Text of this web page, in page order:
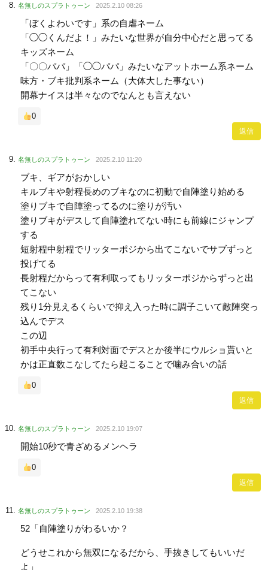
名無しのスプラトゥーン 2025.2.10 08:26
「ぼくよわいです」系の自虐ネーム
「◯◯くんだよ！」みたいな世界が自分中心だと思ってる
キッズネーム
「〇〇パパ」「◯◯パパ」みたいなアットホーム系ネーム
味方・ブキ批判系ネーム（大体大した事ない）
開幕ナイスは半々なのでなんとも言えない
0
返信
名無しのスプラトゥーン 2025.2.10 11:20
ブキ、ギアがおかしい
キルブキや射程長めのブキなのに初動で自陣塗り始める
塗りブキで自陣塗ってるのに塗りが汚い
塗りブキがデスして自陣塗れてない時にも前線にジャンプ
する
短射程中射程でリッターポジから出てこないでサブずっと
投げてる
長射程だからって有利取ってもリッターポジからずっと出
てこない
残り1分見えるくらいで抑え入った時に調子こいて敵陣突っ
込んでデス
この辺
初手中央行って有利対面でデスとか後半にウルショ貰いと
かは正直数こなしてたら起こることで噛み合いの話
0
返信
名無しのスプラトゥーン 2025.2.10 19:07
開始10秒で青ざめるメンヘラ
0
返信
名無しのスプラトゥーン 2025.2.10 19:38
52「自陣塗りがわるいか？
どうせこれから無双になるだから、手抜きしてもいいだ
よ」